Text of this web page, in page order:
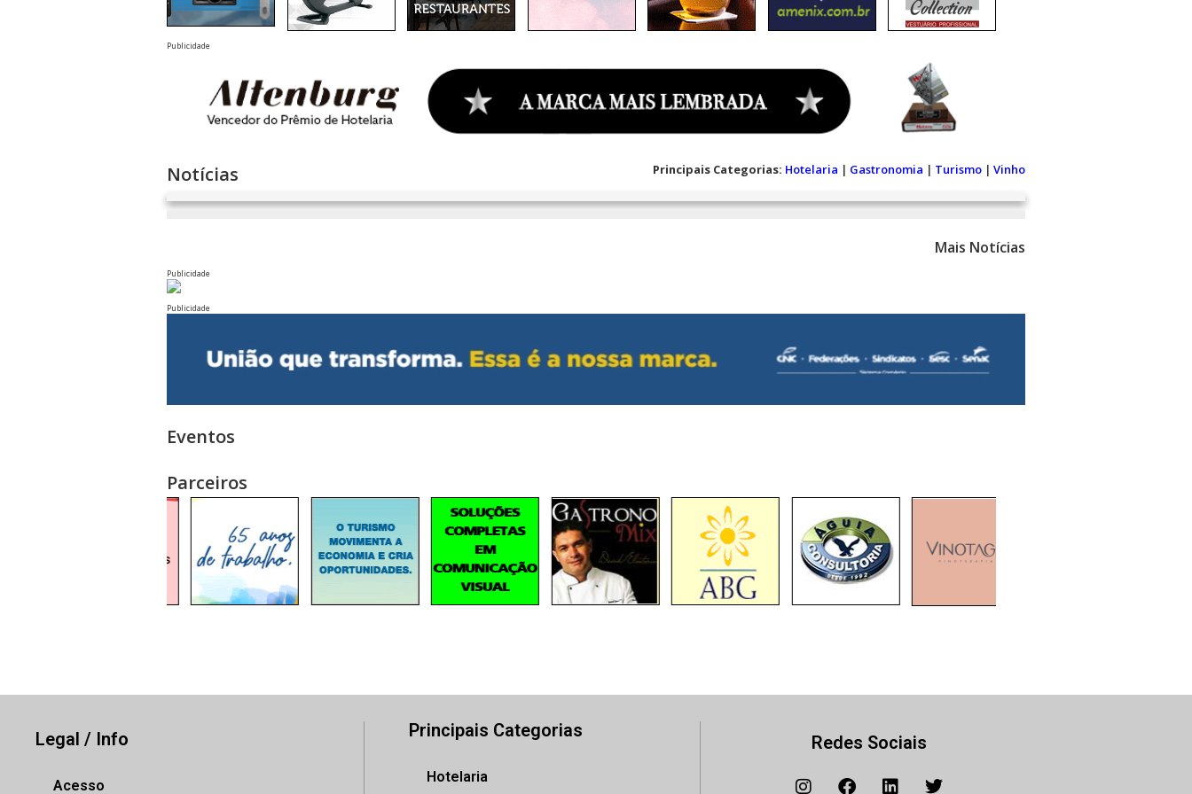
Publicidade
Notícias Principais Categorias: Hotelaria | Gastronomia | Turismo | Vinho
Mais Notícias
Publicidade
Publicidade
Eventos
Parceiros
Legal / Info
Acesso
Principais Categorias
Hotelaria
Redes Sociais